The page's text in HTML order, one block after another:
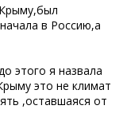
в Россию,а
этого я назвала
это не климат
,оставшаяся от